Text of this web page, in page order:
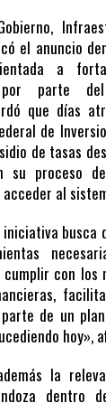
el anuncio
a
por parte
que días
de
de tasas
su proceso
al
busca
con los
de un
hoy»,
la
dentro